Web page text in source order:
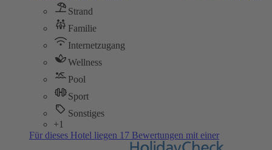
Strand
Familie
Internetzugang
Wellness
Pool
Sport
Sonstiges
+1
Für dieses Hotel liegen 17 Bewertungen mit einer